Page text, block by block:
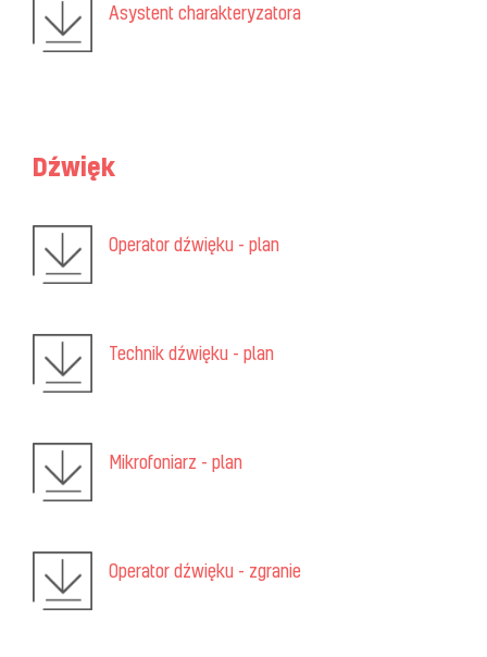
Asystent charakteryzatora
Dźwięk
Operator dźwięku - plan
Technik dźwięku - plan
Mikrofoniarz - plan
Operator dźwięku - zgranie